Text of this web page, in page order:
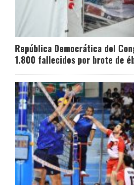
República Democrática del
1.800 fallecidos por brote de